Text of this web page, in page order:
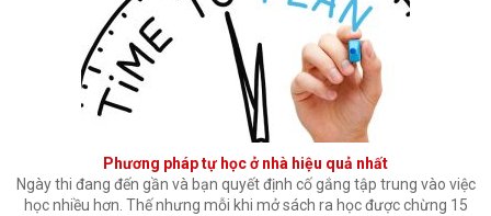
Phương pháp tự học ở nhà hiệu quả nhất
Ngày thi đang đến gần và bạn quyết định cố gắng tập trung vào việc
học nhiều hơn. Thế nhưng mỗi khi mở sách ra học được chừng 15